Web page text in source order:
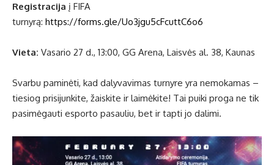
Registracija į FIFA
turnyrą: https://forms.gle/Uo3jgu5cFcuttC6o6
Vieta: Vasario 27 d., 13:00, GG Arena, Laisvės al. 38, Kaunas
Svarbu paminėti, kad dalyvavimas turnyre yra nemokamas –
tiesiog prisijunkite, žaiskite ir laimėkite! Tai puiki proga ne tik
pasimėgauti esporto pasauliu, bet ir tapti jo dalimi.